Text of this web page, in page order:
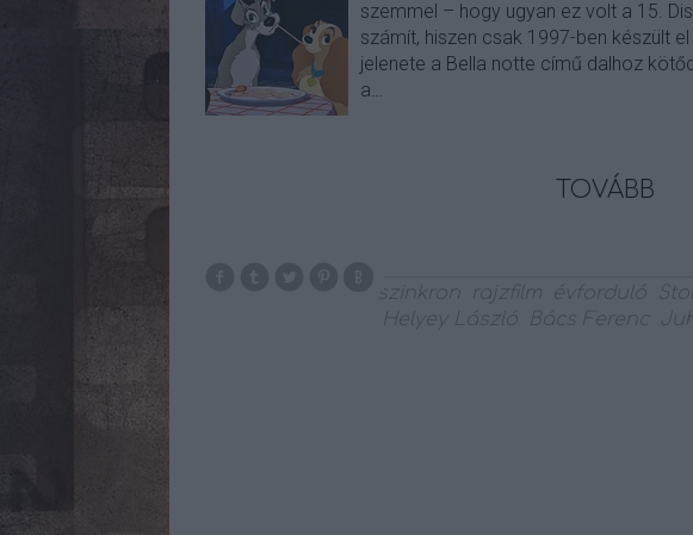
szemmel – hogy ugyan ez volt a 15.
számít, hiszen csak 1997-ben készült
jelenete a Bella notte című dalhoz
a…
TOVÁBB
szinkron
rajzfilm évforduló
Helyey László
Bács Ferenc